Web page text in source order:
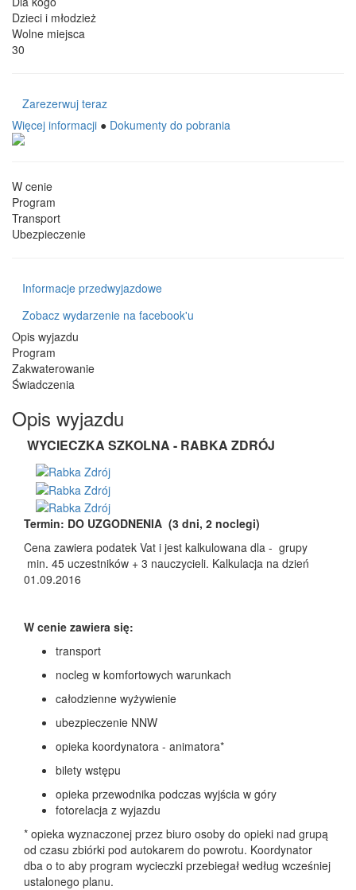
Dzieci i młodzież
Wolne miejsca
30
Zarezerwuj teraz
Więcej informacji ● Dokumenty do pobrania
W cenie
Program
Transport
Ubezpieczenie
Informacje przedwyjazdowe
Zobacz wydarzenie na facebook'u
Opis wyjazdu
Program
Zakwaterowanie
Świadczenia
Opis wyjazdu
WYCIECZKA SZKOLNA - RABKA ZDRÓJ
Termin: DO UZGODNENIA (3 dni, 2 noclegi)
Cena zawiera podatek Vat i jest kalkulowana dla - grupy
min. 45 uczestników + 3 nauczycieli. Kalkulacja na dzień
01.09.2016
W cenie zawiera się:
transport
nocleg w komfortowych warunkach
całodzienne wyżywienie
ubezpieczenie NNW
opieka koordynatora - animatora*
bilety wstępu
opieka przewodnika podczas wyjścia w góry
fotorelacja z wyjazdu
* opieka wyznaczonej przez biuro osoby do opieki nad grupą
od czasu zbiórki pod autokarem do powrotu. Koordynator
dba o to aby program wycieczki przebiegał według wcześniej
ustalonego planu.